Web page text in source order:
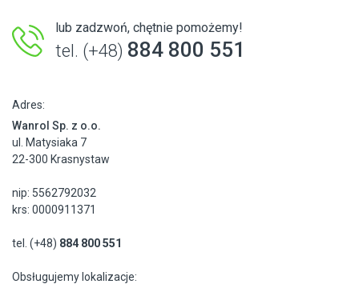
lub zadzwoń, chętnie pomożemy!
tel. (+48) 884 800 551
Adres:
Wanrol Sp. z o.o.
ul. Matysiaka 7
22-300 Krasnystaw
nip: 5562792032
krs: 0000911371
tel. (+48) 884 800 551
Obsługujemy lokalizacje: